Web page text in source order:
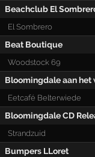
Beachclub El
El Sombrero
Beat Boutique
Woodstock 69
Bloomingdale aan het
Eetcafé Belterwiede
Bloomingdale CD
Strandzuid
Bumpers LLoret